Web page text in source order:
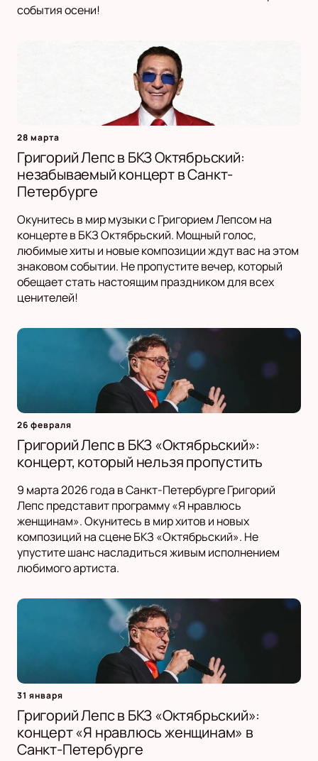
события осени!
28 марта
Григорий Лепс в БКЗ Октябрьский:
незабываемый концерт в Санкт-
Петербурге
Окунитесь в мир музыки с Григорием Лепсом на
концерте в БКЗ Октябрьский. Мощный голос,
любимые хиты и новые композиции ждут вас на этом
знаковом событии. Не пропустите вечер, который
обещает стать настоящим праздником для всех
ценителей!
26 февраля
Григорий Лепс в БКЗ «Октябрьский»:
концерт, который нельзя пропустить
9 марта 2026 года в Санкт-Петербурге Григорий
Лепс представит программу «Я нравлюсь
женщинам». Окунитесь в мир хитов и новых
композиций на сцене БКЗ «Октябрьский». Не
упустите шанс насладиться живым исполнением
любимого артиста.
31 января
Григорий Лепс в БКЗ «Октябрьский»:
концерт «Я нравлюсь женщинам» в
Санкт-Петербурге